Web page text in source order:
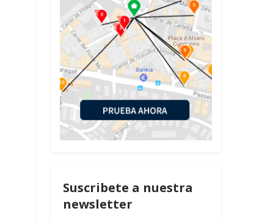
Suscribete a nuestra
newsletter